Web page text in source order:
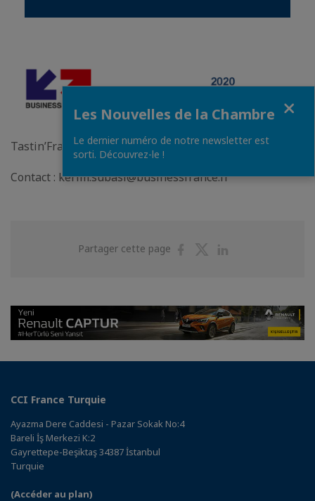
Tastin’France 2020 Extension Turquie
Contact : kerim.subasi@businessfrance.fr
Partager cette page
PartagerPartager
CCI France Turquie
Ayazma Dere Caddesi - Pazar Sokak No:4
Bareli İş Merkezi K:2
Gayrettepe-Beşiktaş 34387 İstanbul
Turquie
(Accéder au plan)
Les Nouvelles de la Chambre
Le dernier numéro de notre newsletter est
sorti. Découvrez-le !